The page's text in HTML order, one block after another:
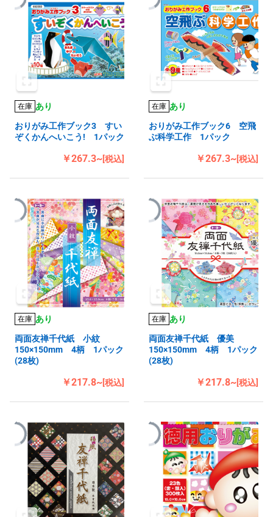
在庫 あり
おりがみ工作ブック3 すい
ぞくかんへいこう! 1パック
￥267.3~[税込]
在庫 あり
おりがみ工作ブック6 空飛
ぶ科学工作 1パック
￥267.3~[税込]
在庫 あり
両面友禅千代紙 小紋
150×150mm 4柄 1パック
(28枚)
￥217.8~[税込]
在庫 あり
両面友禅千代紙 優美
150×150mm 4柄 1パック
(28枚)
￥217.8~[税込]